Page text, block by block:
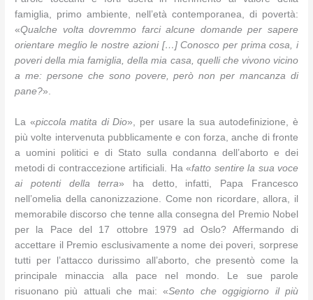
famiglia, primo ambiente, nell’età contemporanea, di povertà:
«Qualche volta dovremmo farci alcune domande per sapere
orientare meglio le nostre azioni […] Conosco per prima cosa, i
poveri della mia famiglia, della mia casa, quelli che vivono vicino
a me: persone che sono povere, però non per mancanza di
pane?».
La «piccola matita di Dio», per usare la sua autodefinizione, è
più volte intervenuta pubblicamente e con forza, anche di fronte
a uomini politici e di Stato sulla condanna dell’aborto e dei
metodi di contraccezione artificiali. Ha «fatto sentire la sua voce
ai potenti della terra» ha detto, infatti, Papa Francesco
nell’omelia della canonizzazione. Come non ricordare, allora, il
memorabile discorso che tenne alla consegna del Premio Nobel
per la Pace del 17 ottobre 1979 ad Oslo? Affermando di
accettare il Premio esclusivamente a nome dei poveri, sorprese
tutti per l’attacco durissimo all’aborto, che presentò come la
principale minaccia alla pace nel mondo. Le sue parole
risuonano più attuali che mai: «Sento che oggigiorno il più